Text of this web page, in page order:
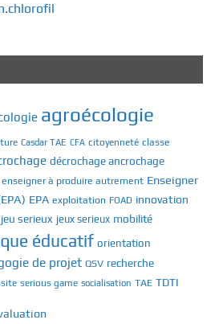
agroécologie
Casdar TAE CFA citoyenneté classe
décrochage ancrochage
enseigner à produire autrement Enseigner
EPA exploitation FOAD innovation
jeu serieux jeux serieux mobilité
éducatif orientation
de projet QSV recherche
serious game socialisation TAE TDTI